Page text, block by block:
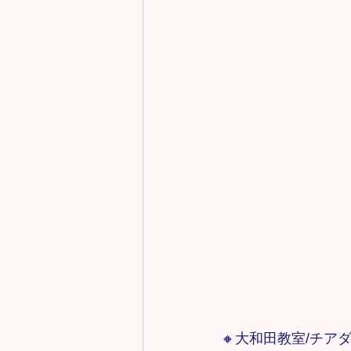
🔸大和田教室/チア